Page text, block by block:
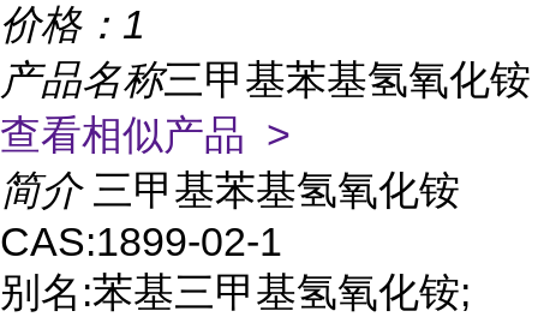
价格： 1
产品名称三甲基苯基氢氧化铵
查看相似产品 >
简介 三甲基苯基氢氧化铵
CAS:1899-02-1
别名:苯基三甲基氢氧化铵;